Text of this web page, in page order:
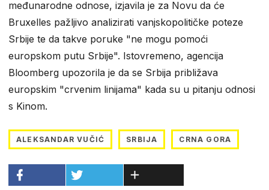
međunarodne odnose, izjavila je za Novu da će
Bruxelles pažljivo analizirati vanjskopolitičke poteze
Srbije te da takve poruke "ne mogu pomoći
europskom putu Srbije". Istovremeno, agencija
Bloomberg upozorila je da se Srbija približava
europskim "crvenim linijama" kada su u pitanju odnosi
s Kinom.
ALEKSANDAR VUČIĆ SRBIJA CRNA GORA